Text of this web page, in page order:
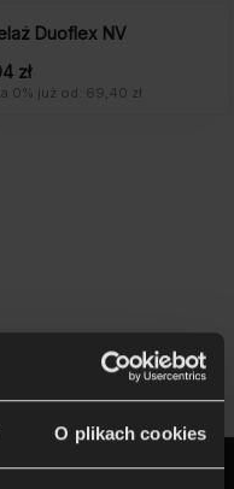
O plikach cookies
Duoflex NV
zł
0% już od: 69,40 zł